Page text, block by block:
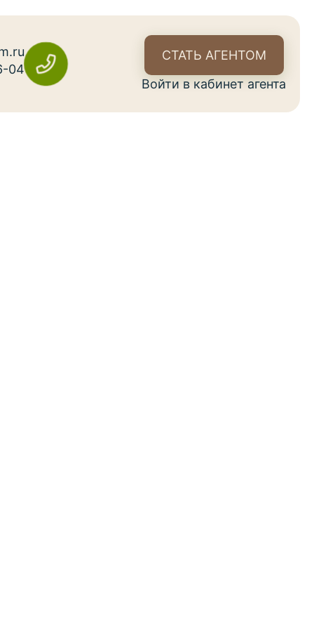
04
СТАТЬ АГЕНТОМ
Войти в кабинет агента